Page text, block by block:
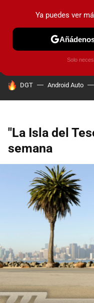
PRUEBAS COCHES
HOY SE HABLA DE
DGT Android Auto
"La Isla del
semana
Ya puedes ver
Solo